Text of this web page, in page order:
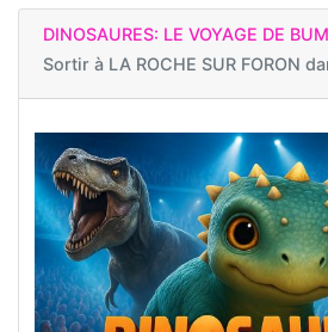
DINOSAURES: LE VOYAGE DE
Sortir à LA ROCHE SUR FORON